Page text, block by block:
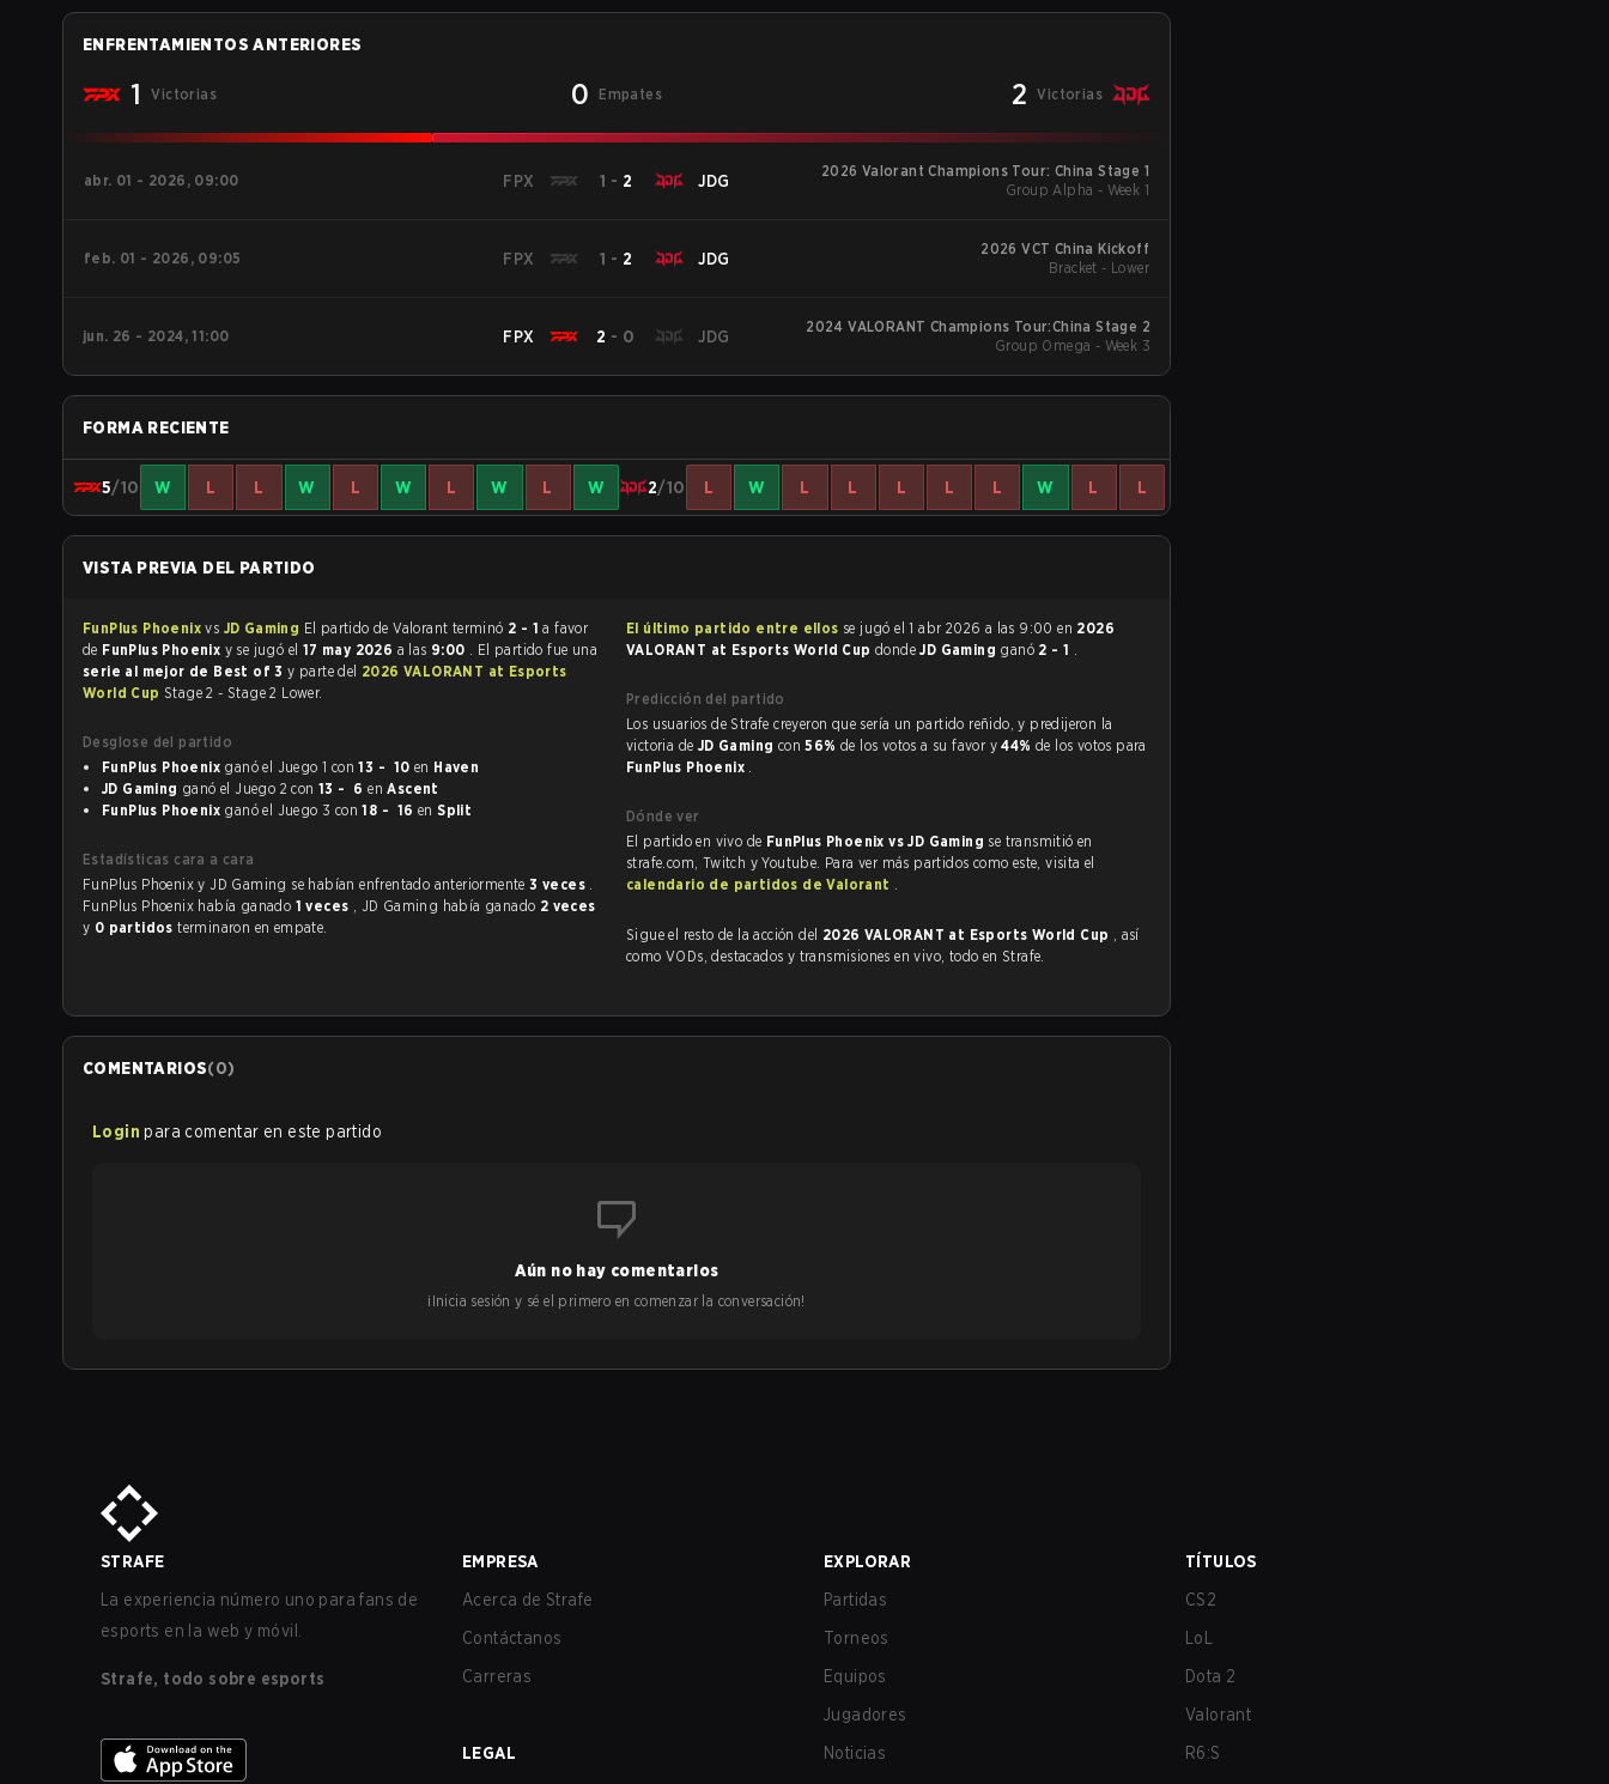
ENFRENTAMIENTOS ANTERIORES
1 Victorias 0 Empates 2 Victorias
abr. 01 - 2026, 09:00 FPX 1 - 2 JDG
2026 Valorant Champions Tour: China Stage 1
Group Alpha - Week 1
feb. 01 - 2026, 09:05 FPX 1 - 2 JDG
2026 VCT China Kickoff
Bracket - Lower
jun. 26 - 2024, 11:00 FPX 2 - 0 JDG
2024 VALORANT Champions Tour:China Stage 2
Group Omega - Week 3
FORMA RECIENTE
5/10 W L L W L W L W L W 2/10 L W L L L L L W L L
VISTA PREVIA DEL PARTIDO
FunPlus Phoenixvs JD Gaming El partido de Valorant terminó 2 - 1 a favor
de FunPlus Phoenix y se jugó el 17 may 2026 a las 9:00 . El partido fue una
serie al mejor de Best of 3y parte del 2026 VALORANT at Esports
World Cup Stage 2 - Stage 2 Lower.
Desglose del partido
FunPlus Phoenix
ganó el Juego 1 con 13 - 10 en Haven
JD Gaming
ganó el Juego 2 con 13 - 6 enAscent
FunPlus Phoenix
ganó el Juego 3 con 18 - 16 enSplit
Estadísticas cara a cara
FunPlus Phoenix y JD Gaming se habían enfrentado anteriormente3 veces .
FunPlus Phoenix había ganado 1 veces , JD Gaming había ganado 2 veces
y 0 partidosterminaron en empate.
El último partido entre ellos se jugó el 1 abr 2026 a las 9:00 en 2026
VALORANT at Esports World Cup dondeJD Gaming ganó 2 - 1 .
Predicción del partido
Los usuarios de Strafe creyeron que sería un partido reñido, y predijeron la
victoria de JD Gaming con56% de los votos a su favor y44% de los votos para
FunPlus Phoenix .
Dónde ver
El partido en vivo de FunPlus Phoenix vs JD Gaming se transmitió en
strafe.com, Twitch y Youtube. Para ver más partidos como este, visita el
calendario de partidos de Valorant .
Sigue el resto de la acción del 2026 VALORANT at Esports World Cup , así
como VODs, destacados y transmisiones en vivo, todo en Strafe.
COMENTARIOS(0)
Login para comentar en este partido
Aún no hay comentarios
¡Inicia sesión y sé el primero en comenzar la conversación!
STRAFE
La experiencia número uno para fans de
esports en la web y móvil.
Strafe, todo sobre esports
EMPRESA
Acerca de Strafe
Contáctanos
Carreras
LEGAL
EXPLORAR
Partidas
Torneos
Equipos
Jugadores
Noticias
TÍTULOS
CS2
LoL
Dota 2
Valorant
R6:S